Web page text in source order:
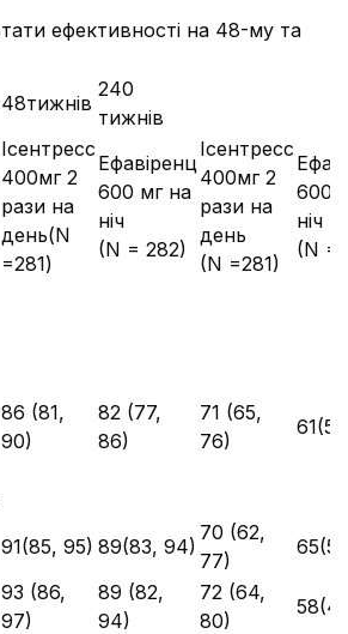
ефективності на 48-му та
48тижнів
240
тижнів
Ісентресс
400мг 2
рази на
день(N
=281)
Ефавіренц
600 мг на
ніч
(N = 282)
Ісентресс
400мг 2
рази на
день
(N =281)
600
ніч
(N =
86 (81,
90)
82 (77,
86)
71 (65,
76)
91(85, 95) 89(83, 94)
70 (62,
77)
93 (86,
97)
89 (82,
94)
72 (64,
80)